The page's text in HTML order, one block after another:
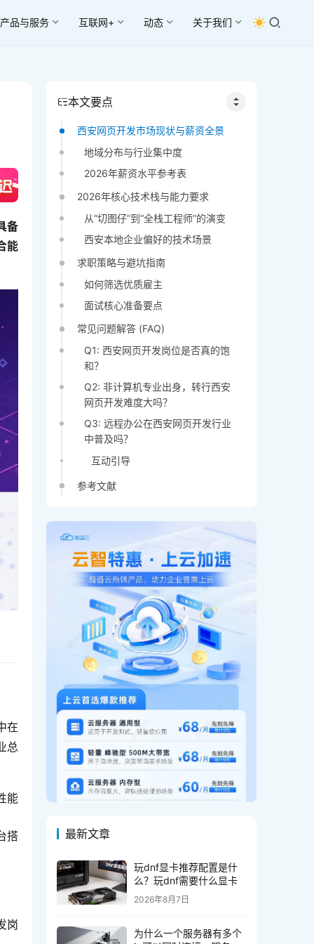
产品与服务 互联网+ 动态 关于我们
备
能
在
总
能
搭
岗
本文要点
西安网页开发市场现状与薪资全景
地域分布与行业集中度
2026年薪资水平参考表
2026年核心技术栈与能力要求
从“切图仔”到“全栈工程师”的演变
西安本地企业偏好的技术场景
求职策略与避坑指南
如何筛选优质雇主
面试核心准备要点
常见问题解答 (FAQ)
Q1: 西安网页开发岗位是否真的饱
和？
Q2: 非计算机专业出身，转行西安
网页开发难度大吗？
Q3: 远程办公在西安网页开发行业
中普及吗？
互动引导
参考文献
最新文章
玩dnf显卡推荐配置是什
么？玩dnf需要什么显卡
2026年8月7日
为什么一个服务器有多个